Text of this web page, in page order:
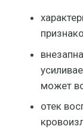
может
отек